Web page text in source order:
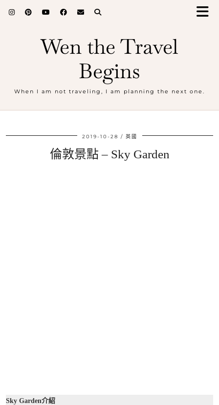
Wen the Travel
Begins
When I am not traveling, I am planning the next one.
2019-10-28 英國
倫敦景點 – Sky Garden
Sky Garden介紹